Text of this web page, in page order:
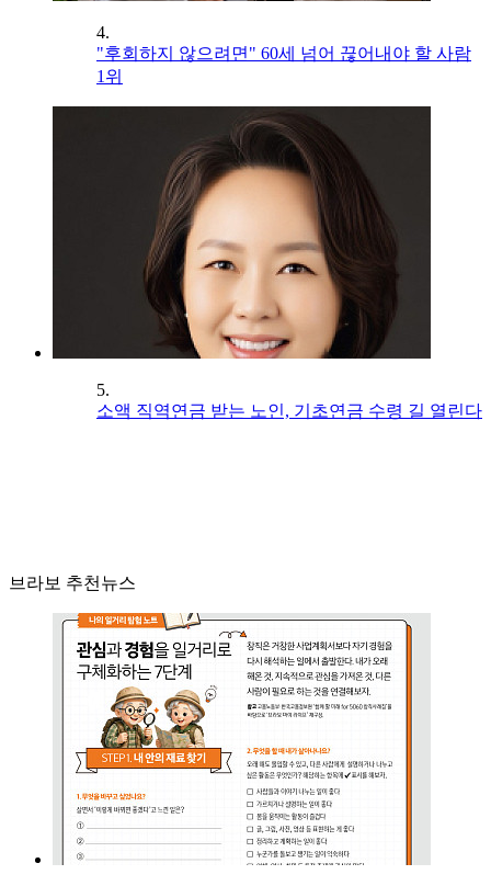
4.
"후회하지 않으려면" 60세 넘어 끊어내야 할 사람
1위
5.
소액 직역연금 받는 노인, 기초연금 수령 길 열린다
브라보 추천뉴스